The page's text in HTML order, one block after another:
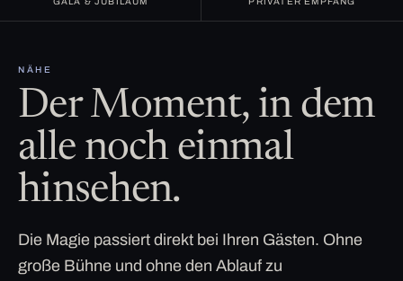
NÄHE
Der Moment, in dem
alle noch einmal
hinsehen.
Die Magie passiert direkt bei Ihren Gästen. Ohne
große Bühne und ohne den Ablauf zu